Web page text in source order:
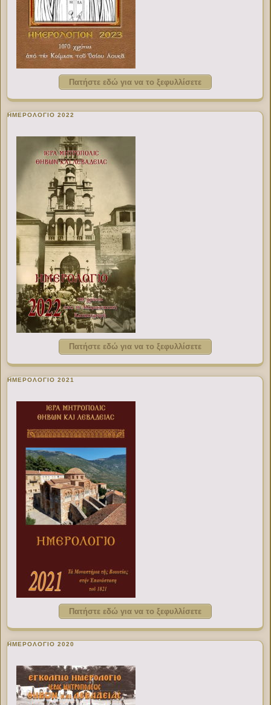
Πατήστε εδώ για να το ξεφυλλίσετε
ΗΜΕΡΟΛΟΓΙΟ 2022
Πατήστε εδώ για να το ξεφυλλίσετε
ΗΜΕΡΟΛΟΓΙΟ 2021
Πατήστε εδώ για να το ξεφυλλίσετε
ΗΜΕΡΟΛΟΓΙΟ 2020